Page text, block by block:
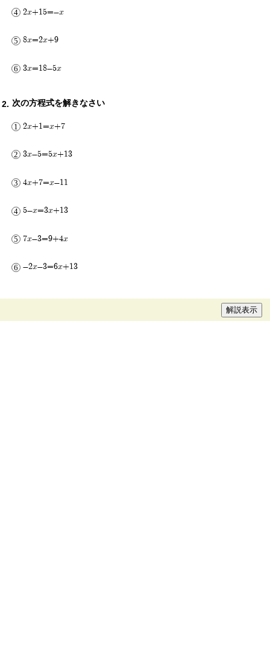
2x+15=-x
8x=2x+9
3x=18-5x
次の方程式を解きなさい
2x+1=x+7
3x-5=5x+13
4x+7=x-11
5-x=3x+13
7x-3=9+4x
-2x-3=6x+13
解説表示